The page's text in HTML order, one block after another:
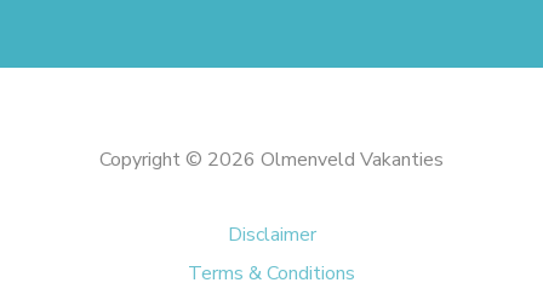
Copyright © 2026 Olmenveld Vakanties
Disclaimer
Terms & Conditions